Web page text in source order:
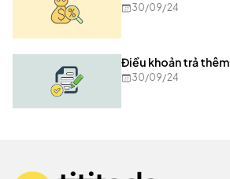
30/09/24
Điều khoản trả thêm
30/09/24